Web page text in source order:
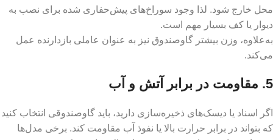
محل خارج شود. لذا وجود سوراخ‌های پیش‌حفاری شده برای نصب به
دیوار یا کف بسیار مهم است.
به‌علاوه، وزن بیشتر گاوصندوق نیز به عنوان عاملی بازدارنده عمل
می‌کند.
5. مقاومت در برابر آتش و آب
اگر اسناد یا دیسک‌های ذخیره‌سازی دارید، باید گاوصندوقی انتخاب کنید
که بتواند در برابر حرارت بالا یا نفوذ آب مقاومت کند. برخی مدل‌ها